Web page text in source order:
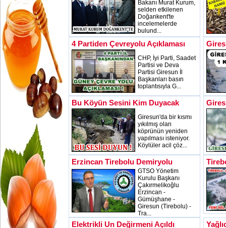
Bakanı Murat Kurum,
selden etkilenen
Doğankent'te
incelemelerde
bulund...
4 Partiden Çevreyolu Açıklaması
CHP, İyi Parti, Saadet
Partisi ve Deva
Partisi Giresun İl
Başkanları basın
toplantısıyla G...
Bu Köyün Sesini Kim Duyacak
Giresun'da bir kısmı
yıkılmış olan
köprünün yeniden
yapılması isteniyor.
Köylüler acil çöz...
Erzincan Tirebolu Demiryolu
GTSO Yönetim
Kurulu Başkanı
Çakırmelikoğlu
Erzincan -
Gümüşhane -
Giresun (Tirebolu) -
Tra...
Elektrikli Un Değirmeni Açıldı